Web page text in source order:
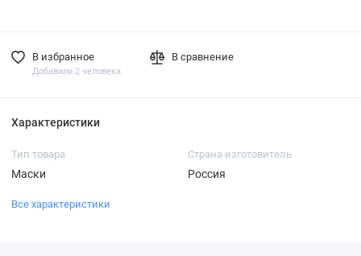
В избранное
Добавили 2 человека
В сравнение
Характеристики
Тип товара
Маски
Страна изготовитель
Россия
Все характеристики